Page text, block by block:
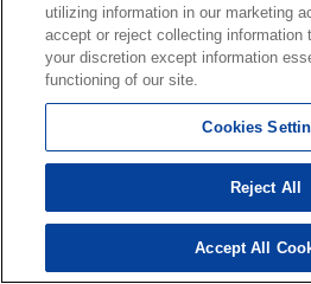
三木市のアウトレットモール
三木市のデパート
三木市の薬局
utilizing information in our marketing
accept or reject collecting information
your discretion except information
functioning of our site.
Cookies
Reject All
Accept All